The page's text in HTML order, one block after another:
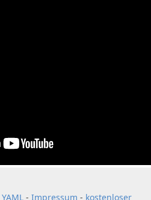
YAML - Impressum - kostenloser